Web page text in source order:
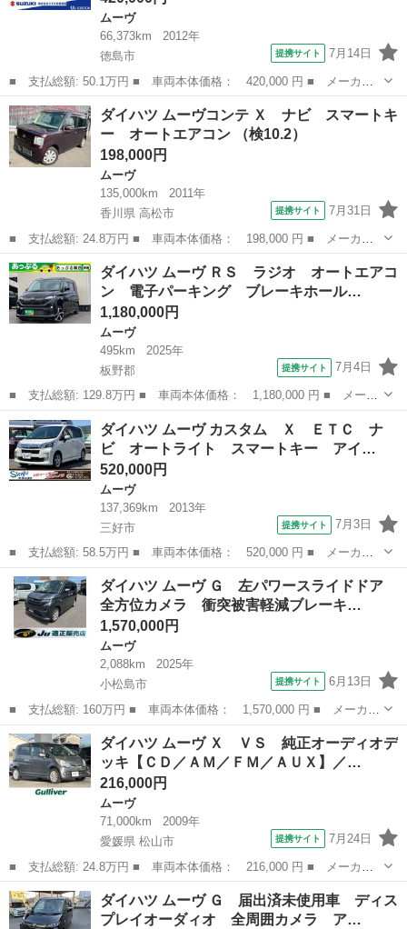
ムーヴ
66,373km
2012年
徳島市
提携サイト 7月14日
■ 支払総額: 50.1万円 ■ 車両本体価格： 420,000 円 ■ メーカー
名： ダイハツ ■ 車種名： ムーヴ ■ グレード名： Ｘリミテッ
ド ナビ・ＥＴＣ・キーレスプッシュ・アルミホイール ナビ・ＥＴ
Ｃ車載器・キ...
徳島 徳島市 ムーヴ
ダイハツ ムーヴコンテ Ｘ ナビ スマートキ
ー オートエアコン （検10.2）
198,000円
ムーヴ
135,000km
2011年
香川県 高松市
提携サイト 7月31日
■ 支払総額: 24.8万円 ■ 車両本体価格： 198,000 円 ■ メーカー
名： ダイハツ ■ 車種名： ムーヴコンテ ■ グレード名： Ｘ
ナビ スマートキー オートエアコン ■ 排気量： 660cc ■ ドア枚
数...
香川 高松市 ムーヴ
ダイハツ ムーヴ ＲＳ ラジオ オートエアコ
ン 電子パーキング ブレーキホール…
1,180,000円
ムーヴ
495km
2025年
板野郡
提携サイト 7月4日
■ 支払総額: 129.8万円 ■ 車両本体価格： 1,180,000 円 ■ メーカ
ー名： ダイハツ ■ 車種名： ムーヴ ■ グレード名： ＲＳ ラ
ジオ オートエアコン 電子パーキング ブレーキホールド シガー
ソケット...
徳島 板野郡 ムーヴ
ダイハツ ムーヴ カスタム Ｘ ＥＴＣ ナ
ビ オートライト スマートキー アイ…
520,000円
ムーヴ
137,369km
2013年
三好市
提携サイト 7月3日
■ 支払総額: 58.5万円 ■ 車両本体価格： 520,000 円 ■ メーカー
名： ダイハツ ■ 車種名： ムーヴ ■ グレード名： カスタム
Ｘ ＥＴＣ ナビ オートライト スマートキー アイドリングスト
ップ 電動格...
徳島 三好市 ムーヴ
ダイハツ ムーヴ Ｇ 左パワースライドドア
全方位カメラ 衝突被害軽減ブレーキ…
1,570,000円
ムーヴ
2,088km
2025年
小松島市
提携サイト 6月13日
■ 支払総額: 160万円 ■ 車両本体価格： 1,570,000 円 ■ メーカー
名： ダイハツ ■ 車種名： ムーヴ ■ グレード名： Ｇ 左パワ
ースライドドア 全方位カメラ 衝突被害軽減ブレーキ シートヒー
ター クリ...
徳島 小松島市
ダイハツ ムーヴ Ｘ ＶＳ 純正オーディオデ
ッキ【ＣＤ／ＡＭ／ＦＭ／ＡＵＸ】／…
216,000円
ムーヴ
71,000km
2009年
愛媛県 松山市
提携サイト 7月24日
■ 支払総額: 24.8万円 ■ 車両本体価格： 216,000 円 ■ メーカー
名： ダイハツ ■ 車種名： ムーヴ ■ グレード名： Ｘ ＶＳ
純正オーディオデッキ【ＣＤ／ＡＭ／ＦＭ／ＡＵＸ】／ワンオーナー
／保証書／取...
愛媛 松山市 ムーヴ
ダイハツ ムーヴ Ｇ 届出済未使用車 ディス
プレイオーダィオ 全周囲カメラ ア…